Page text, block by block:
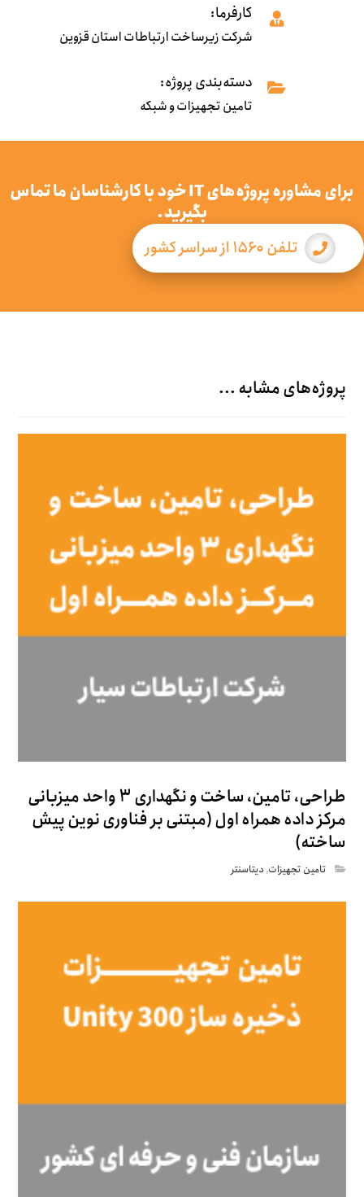
کارفرما:
شرکت زیرساخت ارتباطات استان قزوین
دسته‌بندی پروژه:
تامین تجهیزات و شبکه
برای مشاوره پروژه‌های IT خود با کارشناسان ما تماس
بگیرید.
تلفن ۱۵۶۰ از سراسر کشور
پروژه‌های مشابه ...
طراحی، تامین، ساخت و نگهداری ۳ واحد میزبانی
مرکز داده همراه اول (مبتنی بر فناوری نوین پیش
ساخته)
تامین تجهیزات,دیتاسنتر